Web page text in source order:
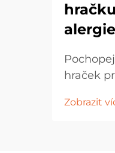
hraček
alergiemi
Zobrazit